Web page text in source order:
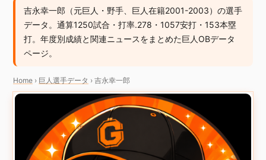
吉永幸一郎（元巨人・野手、巨人在籍2001-2003）の選手
データ。通算1250試合・打率.278・1057安打・153本塁
打。年度別成績と関連ニュースをまとめた巨人OBデータ
ページ。
Home › 巨人選手データ › 吉永幸一郎